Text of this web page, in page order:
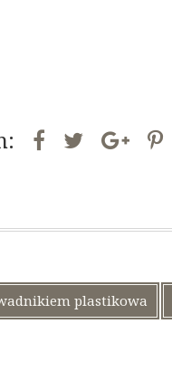
plastikowa